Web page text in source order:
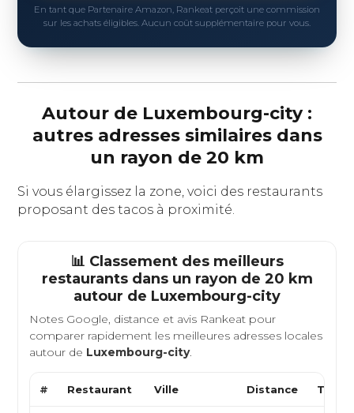
En tant que Partenaire Amazon, Rankeat perçoit une commission
sur les achats éligibles. Aucun coût supplémentaire pour vous.
Autour de Luxembourg-city :
autres adresses similaires dans
un rayon de 20 km
Si vous élargissez la zone, voici des restaurants
proposant des tacos à proximité.
📊 Classement des meilleurs
restaurants dans un rayon de 20 km
autour de Luxembourg-city
Notes Google, distance et avis Rankeat pour
comparer rapidement les meilleures adresses locales
autour de Luxembourg-city.
# Restaurant Ville Distance Type